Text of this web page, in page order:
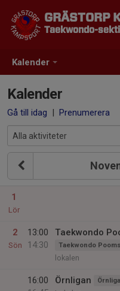
Kalender
GRÄSTORP
Taekwondo-
Kalender
Gå till idag | Prenumerera
1
Lör
2
Sön
13:00
14:30
Taekwondo
Taekwondo
lokalen
16:00
Örnligan